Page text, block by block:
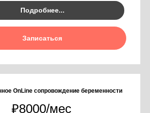
Подробнее...
Записаться
OnLine сопровождение беременности
₽8000/мес